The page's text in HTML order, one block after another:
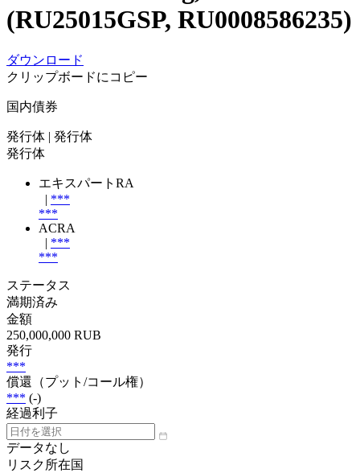
(RU25015GSP, RU0008586235)
ダウンロード
クリップボードにコピー
国内債券
発行体 | 発行体
発行体
エキスパートRA
| ***
***
ACRA
| ***
***
ステータス
満期済み
金額
250,000,000 RUB
発行
***
償還（プット/コール権）
*** (-)
経過利子
データなし
リスク所在国